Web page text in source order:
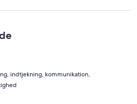
indtjekning, kommunikation,